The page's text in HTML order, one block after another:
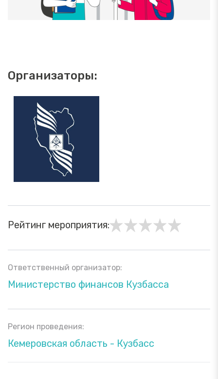
Организаторы:
Рейтинг мероприятия:
Ответственный организатор:
Министерство финансов Кузбасса
Регион проведения:
Кемеровская область - Кузбасс